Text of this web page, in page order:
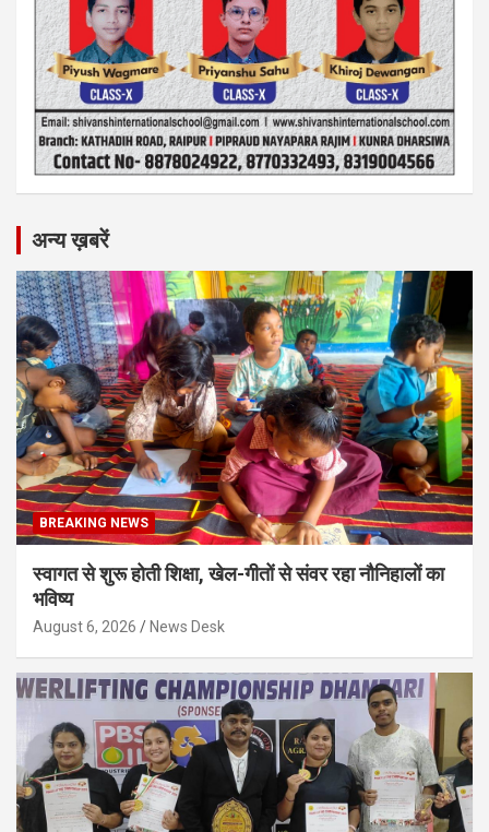
अन्य ख़बरें
BREAKING NEWS
स्वागत से शुरू होती शिक्षा, खेल-गीतों से संवर रहा नौनिहालों का
भविष्य
August 6, 2026 News Desk